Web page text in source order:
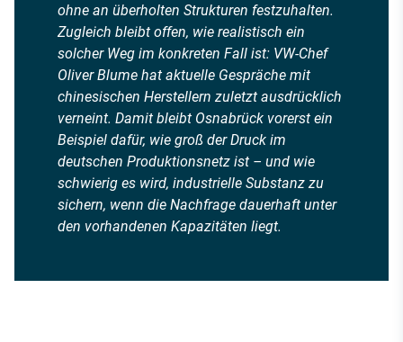
ohne an überholten Strukturen festzuhalten.
Zugleich bleibt offen, wie realistisch ein
solcher Weg im konkreten Fall ist: VW-Chef
Oliver Blume hat aktuelle Gespräche mit
chinesischen Herstellern zuletzt ausdrücklich
verneint. Damit bleibt Osnabrück vorerst ein
Beispiel dafür, wie groß der Druck im
deutschen Produktionsnetz ist – und wie
schwierig es wird, industrielle Substanz zu
sichern, wenn die Nachfrage dauerhaft unter
den vorhandenen Kapazitäten liegt.